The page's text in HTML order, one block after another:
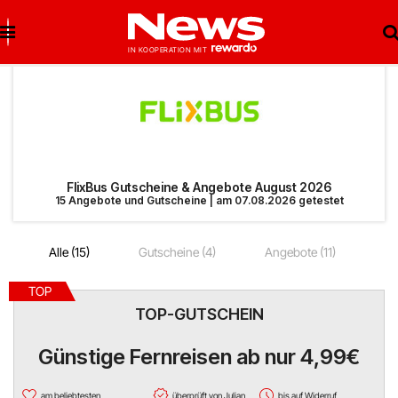
Breuninger
reifen.com
Neueste Gutscheine
Neueste Angebote
FlixBus Gutscheine & Angebote August 2026
15 Angebote und Gutscheine | am 07.08.2026 getestet
Alle (15) Gutscheine (4) Angebote (11)
TOP
TOP-GUTSCHEIN
Günstige Fernreisen ab nur 4,99€
am beliebtesten überprüft von Julian bis auf Widerruf